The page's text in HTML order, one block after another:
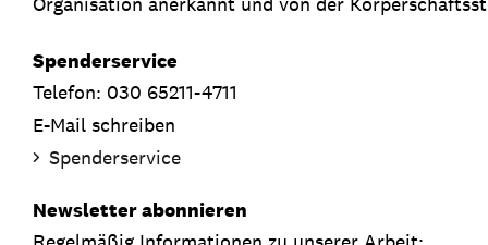
Spenderservice
Telefon: 030 65211-4711
E-Mail schreiben
Spenderservice
Newsletter abonnieren